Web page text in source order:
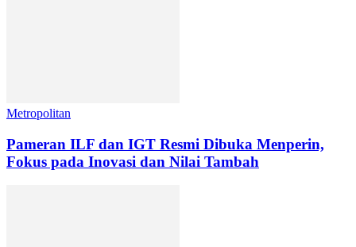
Metropolitan
Pameran ILF dan IGT Resmi Dibuka Menperin,
Fokus pada Inovasi dan Nilai Tambah